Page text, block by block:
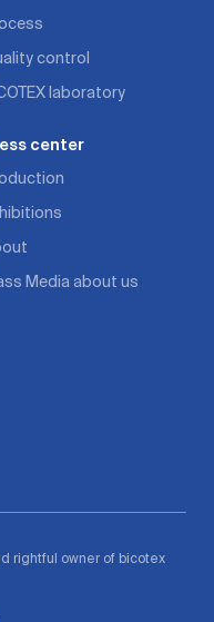
control
laboratory
center
Media about us
rightful owner of bicotex